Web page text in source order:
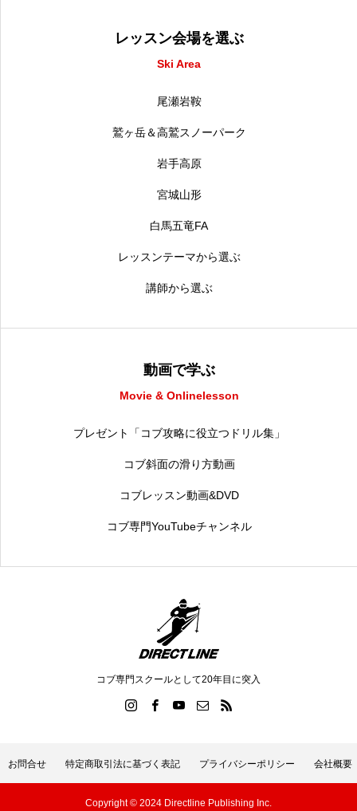
レッスン会場を選ぶ
Ski Area
尾瀬岩鞍
鷲ヶ岳＆高鷲スノーパーク
岩手高原
宮城山形
白馬五竜FA
レッスンテーマから選ぶ
講師から選ぶ
動画で学ぶ
Movie & Onlinelesson
プレゼント「コブ攻略に役立つドリル集」
コブ斜面の滑り方動画
コブレッスン動画&DVD
コブ専門YouTubeチャンネル
コブ専門スクールとして20年目に突入
お問合せ 特定商取引法に基づく表記 プライバシーポリシー 会社概要
Copyright © 2024 Directline Publishing Inc.